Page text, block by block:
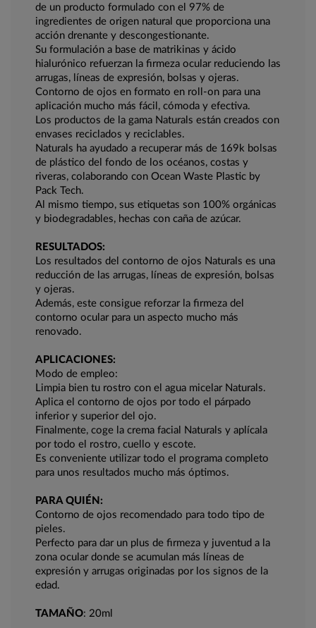
de un producto formulado con el 97% de
ingredientes de origen natural que proporciona una
acción drenante y descongestionante.
Su formulación a base de matrikinas y ácido
hialurónico refuerzan la firmeza ocular reduciendo las
arrugas, líneas de expresión, bolsas y ojeras.
Contorno de ojos en formato en roll-on para una
aplicación mucho más fácil, cómoda y efectiva.
Los productos de la gama Naturals están creados con
envases reciclados y reciclables.
Naturals ha ayudado a recuperar más de 169k bolsas
de plástico del fondo de los océanos, costas y
riveras, colaborando con Ocean Waste Plastic by
Pack Tech.
Al mismo tiempo, sus etiquetas son 100% orgánicas
y biodegradables, hechas con caña de azúcar.
RESULTADOS:
Los resultados del contorno de ojos Naturals es una
reducción de las arrugas, líneas de expresión, bolsas
y ojeras.
Además, este consigue reforzar la firmeza del
contorno ocular para un aspecto mucho más
renovado.
APLICACIONES:
Modo de empleo:
Limpia bien tu rostro con el agua micelar Naturals.
Aplica el contorno de ojos por todo el párpado
inferior y superior del ojo.
Finalmente, coge la crema facial Naturals y aplícala
por todo el rostro, cuello y escote.
Es conveniente utilizar todo el programa completo
para unos resultados mucho más óptimos.
PARA QUIÉN:
Contorno de ojos recomendado para todo tipo de
pieles.
Perfecto para dar un plus de firmeza y juventud a la
zona ocular donde se acumulan más líneas de
expresión y arrugas originadas por los signos de la
edad.
TAMAÑO: 20ml